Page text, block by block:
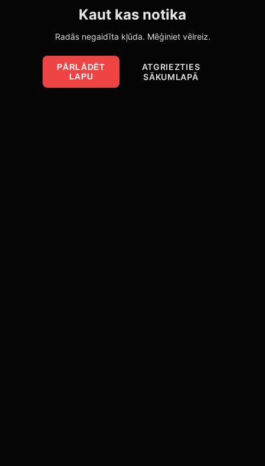
Kaut kas notika
Radās negaidīta kļūda. Mēģiniet vēlreiz.
PĀRLĀDĒT
LAPU
ATGRIEZTIES
SĀKUMLAPĀ